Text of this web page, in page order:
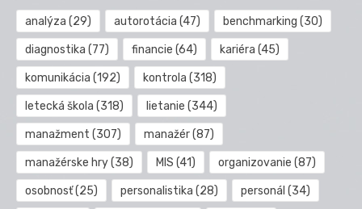
analýza (29) autorotácia (47) benchmarking (30)
diagnostika (77) financie (64) kariéra (45)
komunikácia (192) kontrola (318)
letecká škola (318) lietanie (344)
manažment (307) manažér(87)
manažérske hry(38) MIS (41) organizovanie (87)
osobnosť(25) personalistika (28) personál (34)